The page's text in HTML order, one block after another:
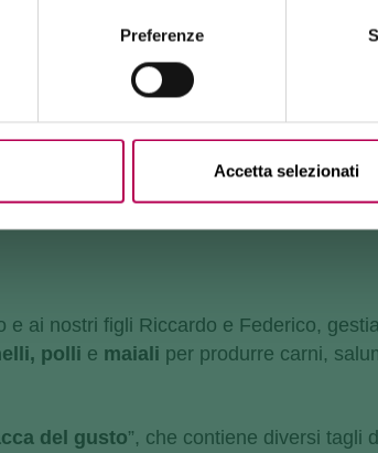
Preferenze
Accetta selezionati
Durata lavori: almeno 10 mesi
TANEGHE
e ai nostri figli Riccardo e Federico,
polli e maiali per produrre carni,
del gusto”, che contiene diversi tagli